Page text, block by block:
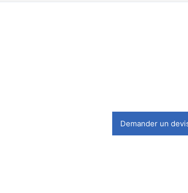
Demander un